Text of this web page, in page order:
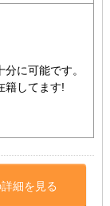
に可能です。
籍してます!
細を見る